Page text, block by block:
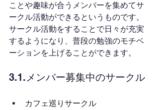
ことや趣味が合うメンバーを集めてサ
ークル活動ができるというものです。
サークル活動をすることで日々が充実
するようになり、普段の勉強のモチベ
ーションを上げることができます。
3.1.メンバー募集中のサークル
カフェ巡りサークル